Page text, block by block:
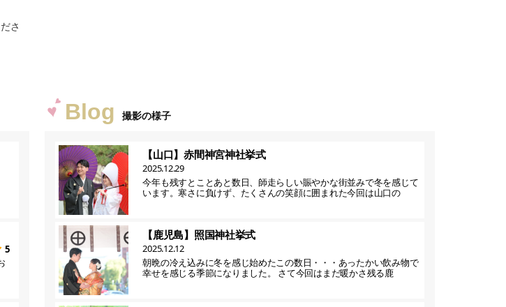
さ
5
Blog 撮影の様子
【山口】赤間神宮神社挙式
2025.12.29
今年も残すとことあと数日、師走らしい賑やかな街並みで冬を感じて
います。寒さに負けず、たくさんの笑顔に囲まれた今回は山口の
【鹿児島】照国神社挙式
2025.12.12
朝晩の冷え込みに冬を感じ始めたこの数日・・・あったかい飲み物で
幸せを感じる季節になりました。 さて今回はまだ暖かさ残る鹿